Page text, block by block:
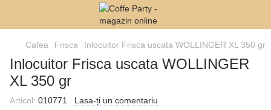
Cafea Frisca Inlocuitor Frisca uscata WOLLINGER XL 350 gr
Inlocuitor Frisca uscata WOLLINGER
XL 350 gr
Articol: 010771 Lasa-ți un comentariu